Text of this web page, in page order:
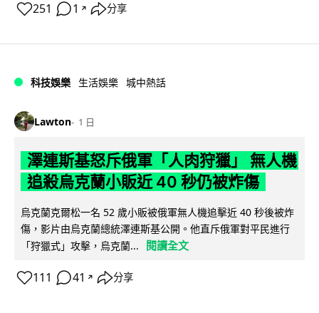
251 1 ↗ 分享
科技娛樂 生活娛樂 城中熱話
Lawton 1 日
澤連斯基怒斥俄軍「人肉狩獵」 無人機
追殺烏克蘭小販近 40 秒仍被炸傷
烏克蘭克爾松一名 52 歲小販被俄軍無人機追擊近 40 秒後被炸
傷，影片由烏克蘭總統澤連斯基公開。他直斥俄軍對平民進行
「狩獵式」攻擊，烏克蘭...
閱讀全文
111 41 ↗ 分享